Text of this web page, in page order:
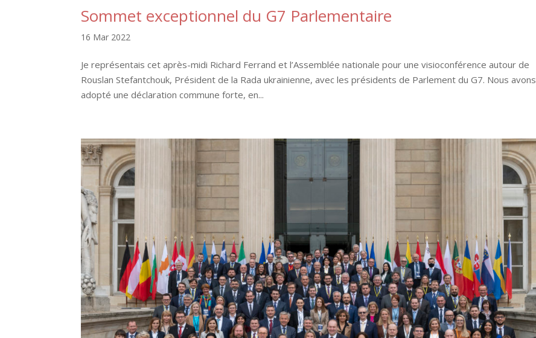
Sommet exceptionnel du G7 Parlementaire
16 Mar 2022
Je représentais cet après-midi Richard Ferrand et l’Assemblée nationale pour une visioconférence autour de
Rouslan Stefantchouk, Président de la Rada ukrainienne, avec les présidents de Parlement du G7. Nous avons
adopté une déclaration commune forte, en...